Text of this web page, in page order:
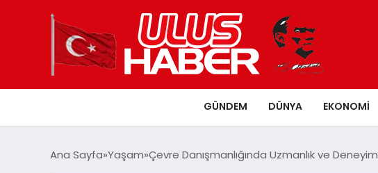
GÜNDEM DÜNYA EKONOMI
Ana Sayfa Yaşam Çevre Danışmanlığında Uzmanlık ve Deneyim